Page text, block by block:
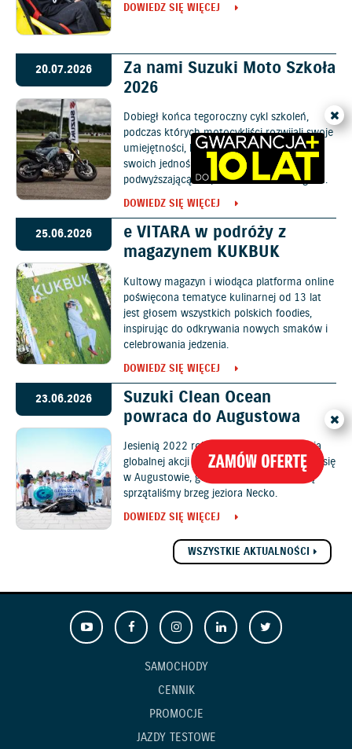
DOWIEDZ SIĘ WIĘCEJ
20.07.2026
Za nami Suzuki Moto Szkoła
2026
Dobiegł końca tegoroczny cykl szkoleń,
podczas których motocykliści rozwijali swoje
umiejętności, lepiej poznali możliwości
swoich jednośladów oraz zdobyli wiedzę
podwyższającą bezpieczeństwo na drogach.
DOWIEDZ SIĘ WIĘCEJ
25.06.2026
e VITARA w podróży z
magazynem KUKBUK
Kultowy magazyn i wiodąca platforma online
poświęcona tematyce kulinarnej od 13 lat
jest głosem wszystkich polskich foodies,
inspirując do odkrywania nowych smaków i
celebrowania jedzenia.
DOWIEDZ SIĘ WIĘCEJ
23.06.2026
Suzuki Clean Ocean
powraca do Augustowa
Jesienią 2022 roku pierwsza polska edycja
globalnej akcji Suzuki Clean Ocean odbyła się
w Augustowie, gdzie z młodzieżą szkolną
sprzątaliśmy brzeg jeziora Necko.
DOWIEDZ SIĘ WIĘCEJ
WSZYSTKIE AKTUALNOŚCI
SAMOCHODY
CENNIK
PROMOCJE
JAZDY TESTOWE